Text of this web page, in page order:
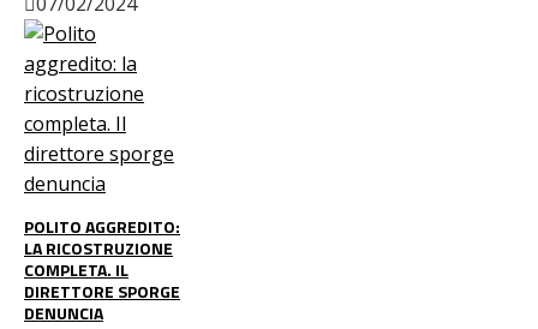
POLITO AGGREDITO:
LA RICOSTRUZIONE
COMPLETA. IL
DIRETTORE SPORGE
DENUNCIA